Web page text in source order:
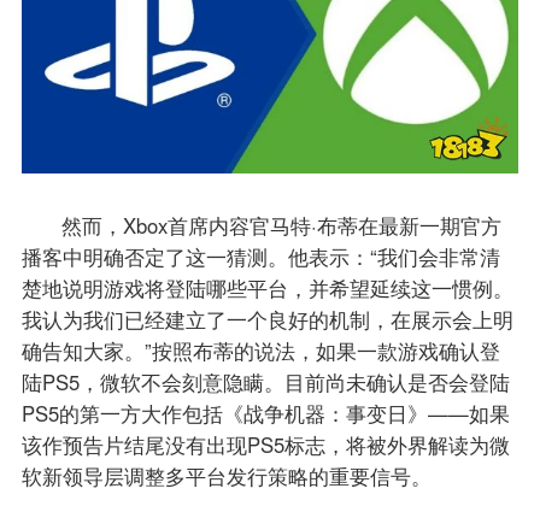
然而，Xbox首席内容官马特·布蒂在最新一期官方
播客中明确否定了这一猜测。他表示：“我们会非常清
楚地说明游戏将登陆哪些平台，并希望延续这一惯例。
我认为我们已经建立了一个良好的机制，在展示会上明
确告知大家。”按照布蒂的说法，如果一款游戏确认登
陆PS5，微软不会刻意隐瞒。目前尚未确认是否会登陆
PS5的第一方大作包括《战争机器：事变日》——如果
该作预告片结尾没有出现PS5标志，将被外界解读为微
软新领导层调整多平台发行策略的重要信号。